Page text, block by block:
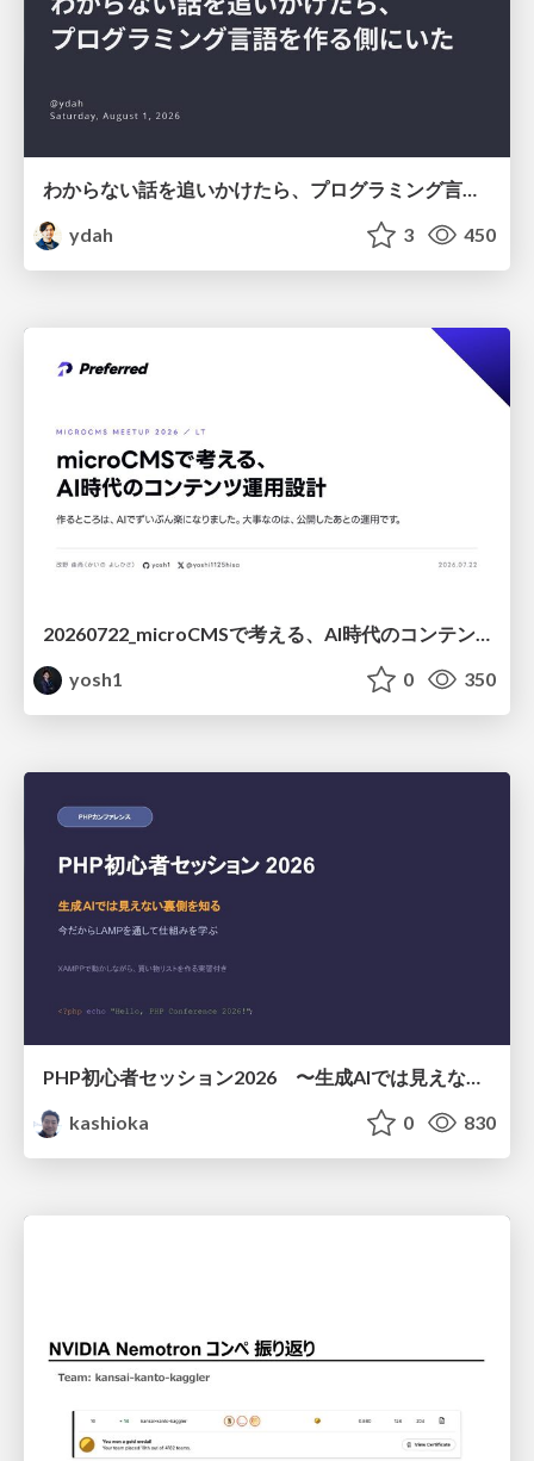
わからない話を追いかけたら、プログラミング言語を作る側にいた
ydah
3 450
yosh1
0 350
PHP初心者セッション2026 〜生成AIでは見えない裏側を知る：今だからLAMPを通して仕組みを学ぶ〜
kashioka
0 830